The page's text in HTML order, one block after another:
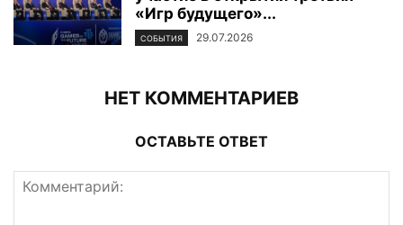
«Игр будущего»...
СОБЫТИЯ 29.07.2026
НЕТ КОММЕНТАРИЕВ
ОСТАВЬТЕ ОТВЕТ